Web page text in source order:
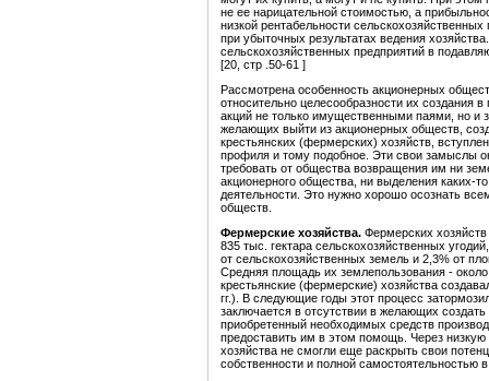
не ее нарицательной стоимостью, а
низкой рентабельности
при убыточных результатах ведения
сельскохозяйственных предприятий в
[20, стр .50-61 ]
Рассмотрена особенность акционерных
относительно целесообразности их создания
акций не только имущественными паями, но
желающих выйти из акционерных обществ,
крестьянских (фермерских) хозяйств,
профиля и тому подобное. Эти свои замыслы
требовать от общества возвращения им ни
акционерного общества, ни выделения каких-
деятельности. Это нужно хорошо осознать
обществ.
Фермерские хозяйства. Фермерских
835 тыс. гектара сельскохозяйственных
от сельскохозяйственных земель и 2,3% от
Средняя площадь их землепользования -
крестьянские (фермерские) хозяйства
гг.). В следующие годы этот процесс
заключается в отсутствии в желающих
приобретенный необходимых средств
предоставить им в этом помощь. Через
хозяйства не смогли еще раскрыть свои
собственности и полной самостоятельностью